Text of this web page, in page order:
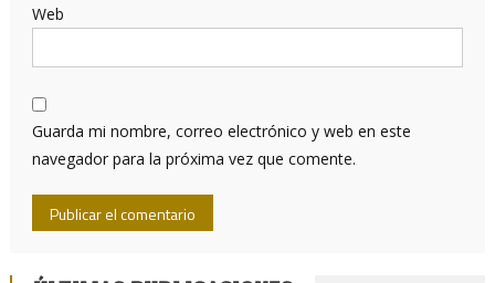
Web
Guarda mi nombre, correo electrónico y web en este
navegador para la próxima vez que comente.